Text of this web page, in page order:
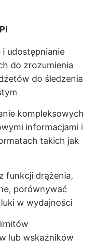
i udostępnianie
do zrozumienia
do śledzenia
kompleksowych
informacjami i
takich jak
funkcji drążenia,
porównywać
w wydajności
lub wskaźników